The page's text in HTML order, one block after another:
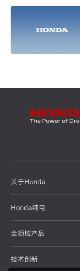
关于Honda
Honda纯电
全领域产品
技术创新